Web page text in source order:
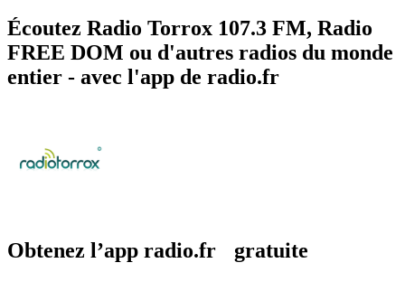
Écoutez Radio Torrox 107.3 FM, Radio
FREE DOM ou d'autres radios du monde
entier - avec l'app de radio.fr
Obtenez l’app radio.fr gratuite